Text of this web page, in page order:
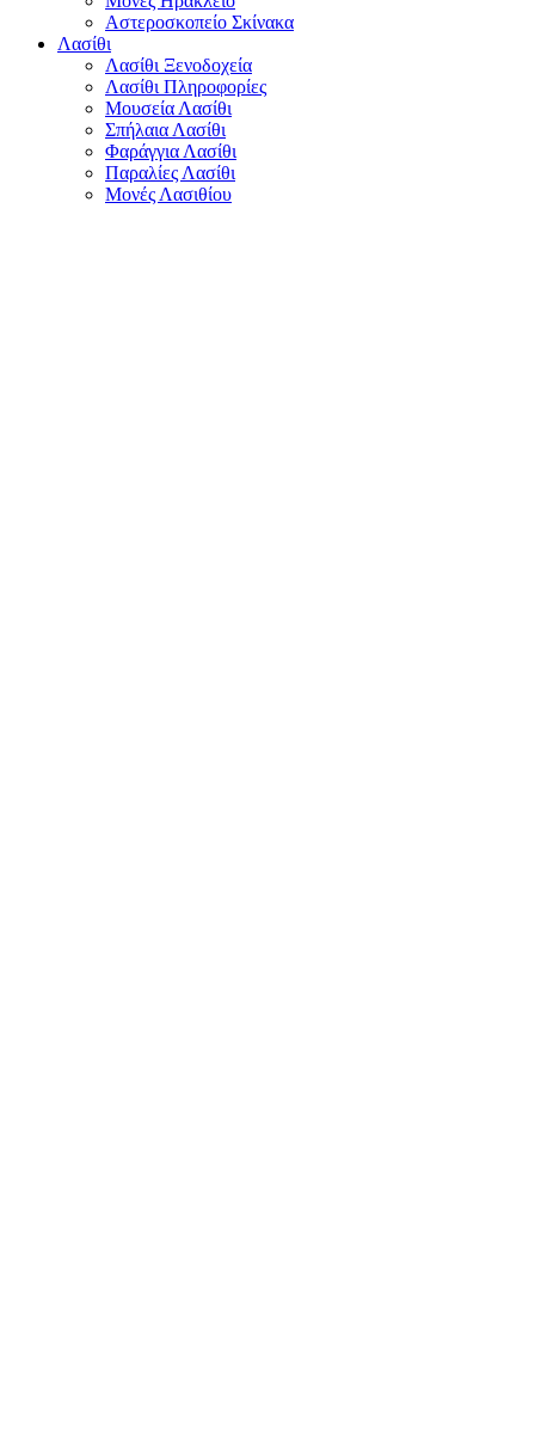
Αστεροσκοπείο Σκίνακα
Λασίθι
Λασίθι Ξενοδοχεία
Λασίθι Πληροφορίες
Μουσεία Λασίθι
Σπήλαια Λασίθι
Φαράγγια Λασίθι
Παραλίες Λασίθι
Μονές Λασιθίου